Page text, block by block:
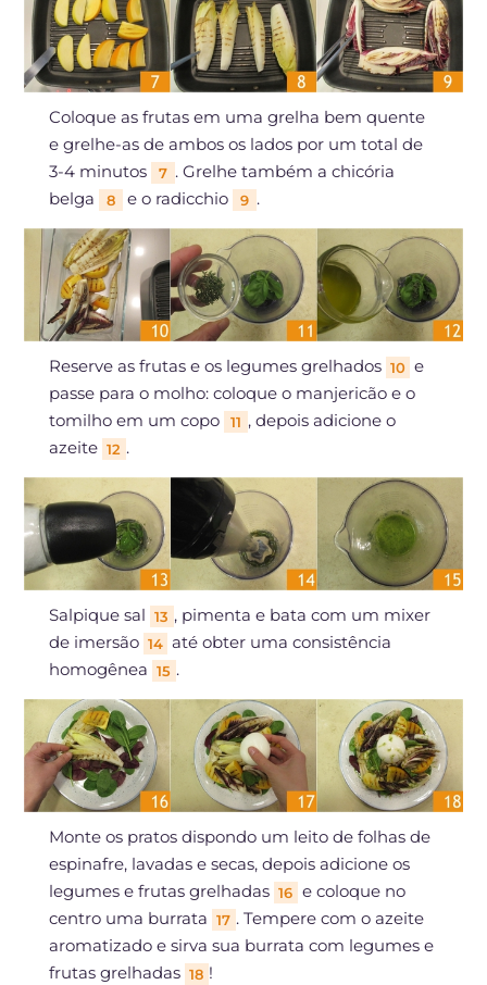
Coloque as frutas em uma grelha bem quente
e grelhe-as de ambos os lados por um total de
3-4 minutos
7 . Grelhe também a chicória
belga
8 e o radicchio 9 .
Reserve as frutas e os legumes grelhados 10 e
passe para o molho: coloque o manjericão e o
tomilho em um copo
11 , depois adicione o
azeite 12 .
Salpique sal 13 , pimenta e bata com um mixer
de imersão 14 até obter uma consistência
homogênea 15 .
Monte os pratos dispondo um leito de folhas de
espinafre, lavadas e secas, depois adicione os
legumes e frutas grelhadas 16 e coloque no
centro uma burrata 17 . Tempere com o azeite
aromatizado e sirva sua burrata com legumes e
frutas grelhadas 18 !